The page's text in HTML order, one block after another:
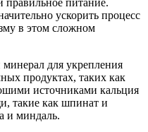
ускорить процесс
в этом сложном
для укрепления
продуктах, таких как
источниками кальция
такие как шпинат и
и миндаль.